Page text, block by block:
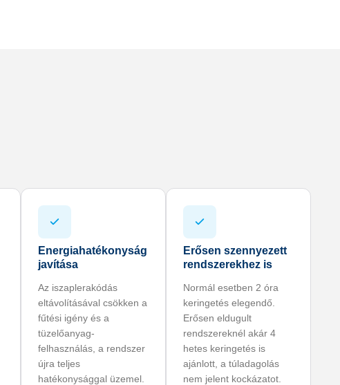
Energiahatékonyság
javítása
Az iszaplerakódás
eltávolításával csökken a
fűtési igény és a
tüzelőanyag-
felhasználás, a rendszer
újra teljes
hatékonysággal üzemel.
Erősen szennyezett
rendszerekhez is
Normál esetben 2 óra
keringetés elegendő.
Erősen eldugult
rendszereknél akár 4
hetes keringetés is
ajánlott, a túladagolás
nem jelent kockázatot.